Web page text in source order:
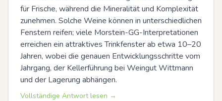
für Frische, während die Mineralität und Komplexität
zunehmen. Solche Weine können in unterschiedlichen
Fenstern reifen; viele Morstein-GG-Interpretationen
erreichen ein attraktives Trinkfenster ab etwa 10–20
Jahren, wobei die genauen Entwicklungsschritte vom
Jahrgang, der Kellerführung bei Weingut Wittmann
und der Lagerung abhängen.
Vollständige Antwort lesen →